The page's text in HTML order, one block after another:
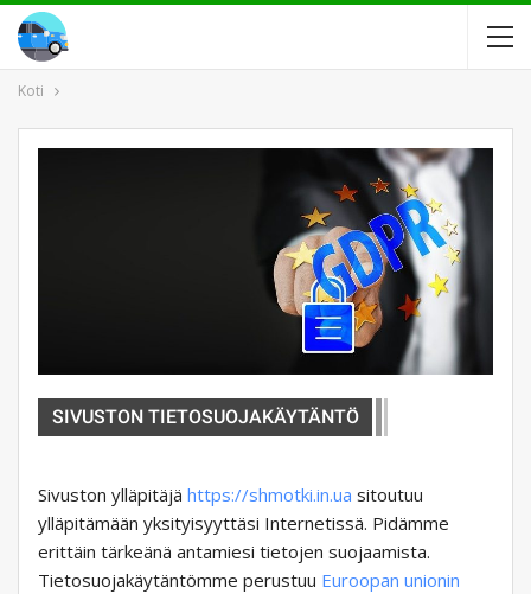
Koti
SIVUSTON TIETOSUOJAKÄYTÄNTÖ
Sivuston ylläpitäjä https://shmotki.in.ua sitoutuu
ylläpitämään yksityisyyttäsi Internetissä. Pidämme
erittäin tärkeänä antamiesi tietojen suojaamista.
Tietosuojakäytäntömme perustuu Euroopan unionin